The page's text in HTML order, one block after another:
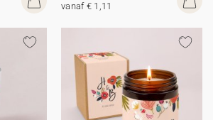
vanaf € 1,11